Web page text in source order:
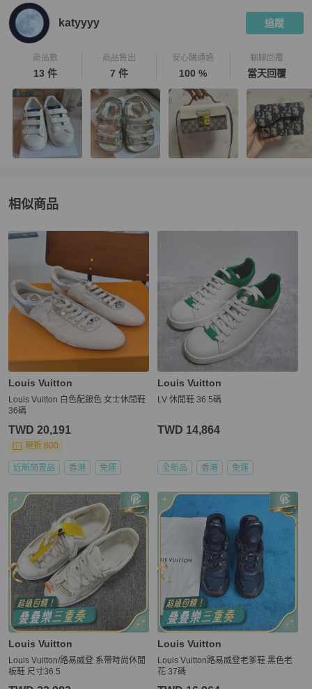
katyyyy 追蹤
商品數
13 件
商品售出
7 件
安心購通過
100 %
聊聊回覆
當天回覆
相似商品
更多相似Louis Vuitton女鞋推薦精品
Louis Vuitton
Louis Vuitton 白色配銀色 女士休閒鞋
36碼
TWD 20,191
現折 800
近新閒置品 香港 免運
Louis Vuitton
LV 休閒鞋 36.5碼
TWD 14,864
全新品 香港 免運
Louis Vuitton
Louis Vuitton/路易威登 系帶時尚休閒
板鞋 尺寸36.5
Louis Vuitton
Louis Vuitton路易威登老爹鞋 黑色老
花 37碼